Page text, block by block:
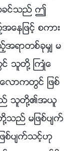
သခင္သည္ ဤ
ေနျဖင့္ စကား
အရာတစ္ခုမွ် မ
သူတို႔ ႀကဳံေ
လာကတြင္ ျဖစ္
ည္ သူတို႔၏အယူ
သည္ မျဖစ္ပ်က္
ဖစ္ပ်က္သင့္ဟု